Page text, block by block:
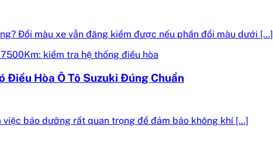
Đổi màu xe vẫn đăng kiểm được nếu phần đổi màu dưới […]
Điều Hòa Ô Tô Suzuki Đúng Chuẩn
bảo dưỡng rất quan trọng để đảm bảo không khí […]